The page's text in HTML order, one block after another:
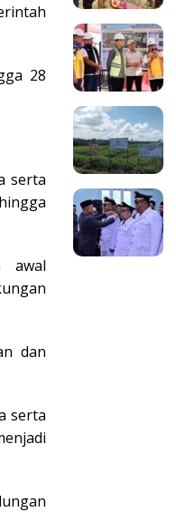
28
serta
awal
dan
serta